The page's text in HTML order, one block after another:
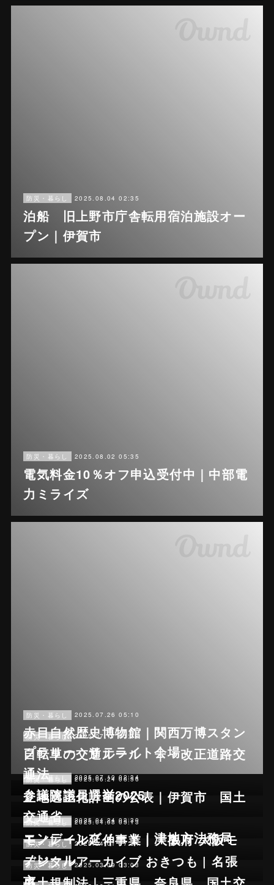
防災・暮らし 2025.08.04 02:35
泊船 旧上野市庁舎転用宿泊施設オー
プン｜伊賀市
防災・暮らし 2025.08.02 05:35
電気料金10％オフ申込受付中｜中部電
力ミライズ
防災・暮らし 2025.07.26 05:10
赤目自然歴史博物館｜関西万博スタン
プラリー サテライト会場
防災・暮らし 2025.07.17 01:38
自転車の交通ルール ｜ 改正道路交
通法
防災・暮らし 2025.07.10 02:34
参議院議員選挙2025
防災・暮らし 2025.06.24 08:56
立地適正化計画の公表｜伊賀市 国土
交通省
防災・暮らし 2025.04.24 03:30
エンディングノート｜津地方法務局
防災・暮らし 2025.04.08 05:13
モノレール延伸事業 | 大阪府 大阪モ
ノレール
防災・暮らし 2025.04.01 07:34
デジタルアーカイブ おきつも | 名張
市
防災・暮らし 2025.03.09 03:03